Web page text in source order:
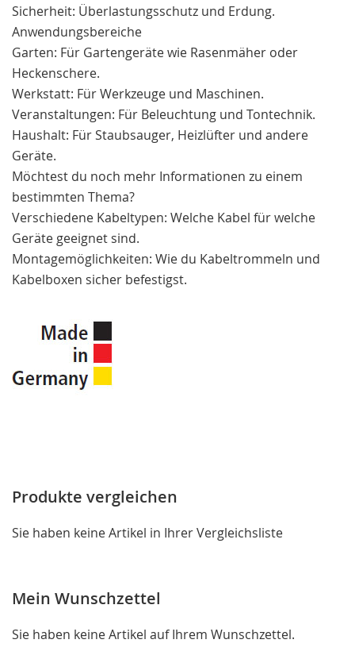
Sicherheit: Überlastungsschutz und Erdung.
Anwendungsbereiche
Garten: Für Gartengeräte wie Rasenmäher oder
Heckenschere.
Werkstatt: Für Werkzeuge und Maschinen.
Veranstaltungen: Für Beleuchtung und Tontechnik.
Haushalt: Für Staubsauger, Heizlüfter und andere
Geräte.
Möchtest du noch mehr Informationen zu einem
bestimmten Thema?
Verschiedene Kabeltypen: Welche Kabel für welche
Geräte geeignet sind.
Montagemöglichkeiten: Wie du Kabeltrommeln und
Kabelboxen sicher befestigst.
Produkte vergleichen
Sie haben keine Artikel in Ihrer Vergleichsliste
Mein Wunschzettel
Sie haben keine Artikel auf Ihrem Wunschzettel.